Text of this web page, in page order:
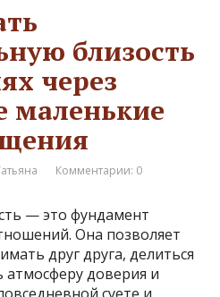
близость
через
маленькие
Комментарии: 0
— это фундамент
Она позволяет
друг друга, делиться
атмосферу доверия и